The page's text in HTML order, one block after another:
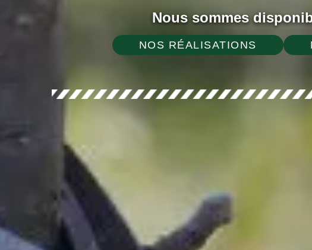
Nous sommes
NOS RÉALISATIONS